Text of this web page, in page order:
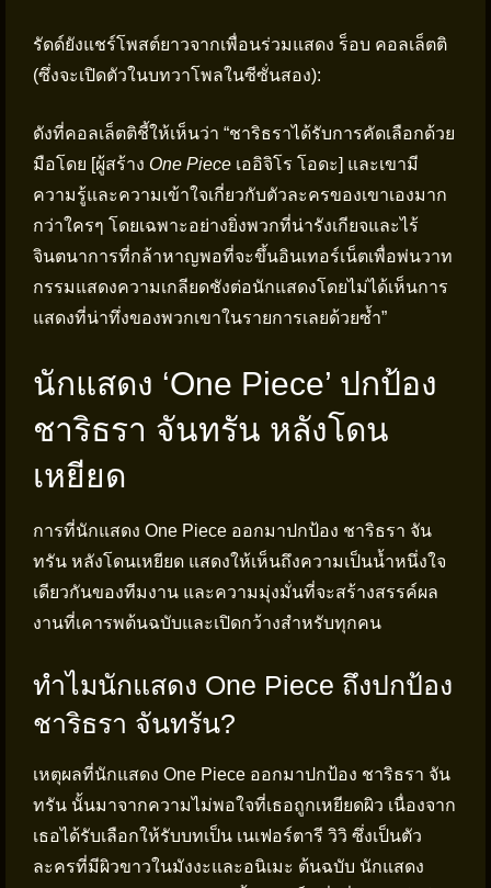
รัดด์ยังแชร์โพสต์ยาวจากเพื่อนร่วมแสดง ร็อบ คอลเล็ตติ
(ซึ่งจะเปิดตัวในบทวาโพลในซีซั่นสอง):
ดังที่คอลเล็ตติชี้ให้เห็นว่า “ชาริธราได้รับการคัดเลือกด้วย
มือโดย [ผู้สร้าง One Piece เออิจิโร โอดะ] และเขามี
ความรู้และความเข้าใจเกี่ยวกับตัวละครของเขาเองมาก
กว่าใครๆ โดยเฉพาะอย่างยิ่งพวกที่น่ารังเกียจและไร้
จินตนาการที่กล้าหาญพอที่จะขึ้นอินเทอร์เน็ตเพื่อพ่นวาท
กรรมแสดงความเกลียดชังต่อนักแสดงโดยไม่ได้เห็นการ
แสดงที่น่าทึ่งของพวกเขาในรายการเลยด้วยซ้ำ”
นักแสดง ‘One Piece’ ปกป้อง
ชาริธรา จันทรัน หลังโดน
เหยียด
การที่นักแสดง One Piece ออกมาปกป้อง ชาริธรา จัน
ทรัน หลังโดนเหยียด แสดงให้เห็นถึงความเป็นน้ำหนึ่งใจ
เดียวกันของทีมงาน และความมุ่งมั่นที่จะสร้างสรรค์ผล
งานที่เคารพต้นฉบับและเปิดกว้างสำหรับทุกคน
ทำไมนักแสดง One Piece ถึงปกป้อง
ชาริธรา จันทรัน?
เหตุผลที่นักแสดง One Piece ออกมาปกป้อง ชาริธรา จัน
ทรัน นั้นมาจากความไม่พอใจที่เธอถูกเหยียดผิว เนื่องจาก
เธอได้รับเลือกให้รับบทเป็น เนเฟอร์ตารี วิวิ ซึ่งเป็นตัว
ละครที่มีผิวขาวในมังงะและอนิเมะ ต้นฉบับ นักแสดง